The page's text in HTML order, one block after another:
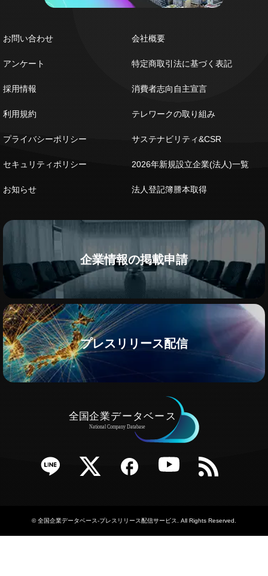
お問い合わせ
アンケート
採用情報
利用規約
プライバシーポリシー
セキュリティポリシー
お知らせ
会社概要
特定商取引法に基づく表記
消費者志向自主宣言
テレワークの取り組み
サステナビリティ&CSR
2026年新規設立企業(法人)一覧
法人登記簿謄本取得
企業情報の掲載申請
プレスリリース配信
Twitter Facebook YouTube RSS
©全国企業データベース-プレスリリース配信サービス . All Rights Reserved.